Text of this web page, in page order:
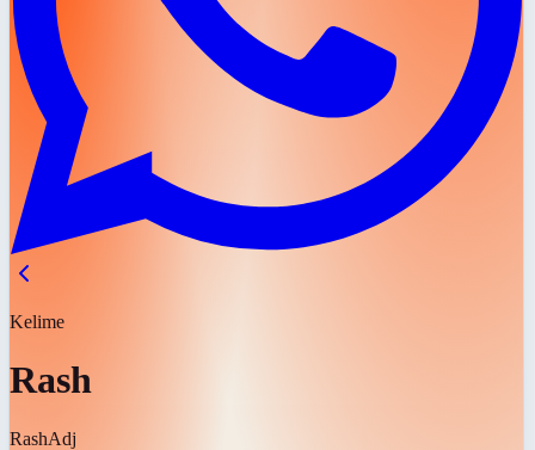
Kelime
Rash
RashAdj